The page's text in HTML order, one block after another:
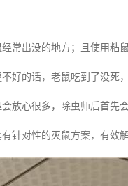
常出没的地方；且使用粘
好的话，老鼠吃到了没死
放心很多，除虫师后首先
针对性的灭鼠方案，有效解